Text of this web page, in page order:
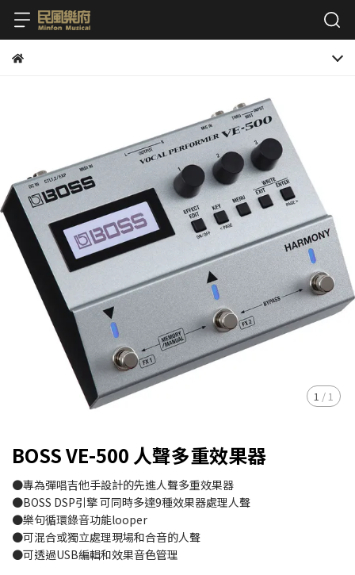
1 / 1
BOSS VE-500 人聲多重效果器
●專為彈唱吉他手設計的先進人聲多重效果器
●BOSS DSP引擎 可同時多達9種效果器處理人聲
●樂句循環錄音功能looper
●可混合或獨立處理現場和合音的人聲
●可透過USB編輯和效果音色管理